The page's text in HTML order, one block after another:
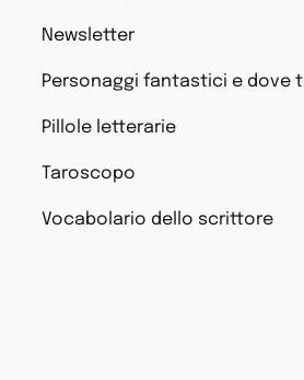
Newsletter
Personaggi fantastici e dove
Pillole letterarie
Taroscopo
Vocabolario dello scrittore